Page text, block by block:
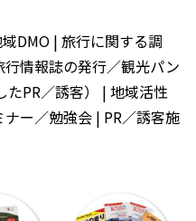
DMO | 旅行に関する調
情報誌の発行／観光パン
たPR／誘客） | 地域活性
ナー／勉強会 | PR／誘客施